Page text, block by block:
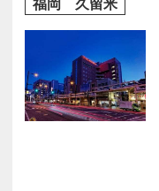
福岡 久留米